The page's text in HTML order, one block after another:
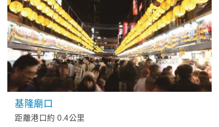
基隆廟口
距離港口約 0.4公里